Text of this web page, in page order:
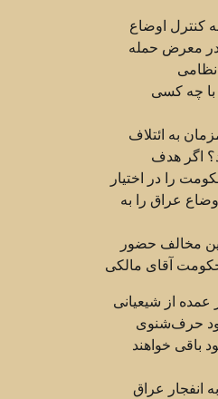
کنترل اوضاع
در معرض حمله
با چه کسی
به ائتلاف
اگر هدف
را در اختیار
عراق را به
مخالف حضور
آقای مالکی
از شیعیانی
خود حرف‌شنوی
باقی خواهند
انفجار عراق